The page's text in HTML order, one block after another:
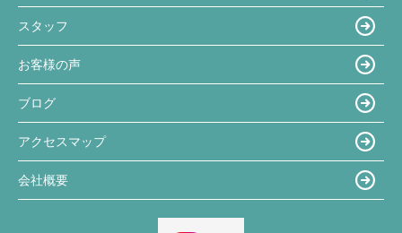
スタッフ
お客様の声
ブログ
アクセスマップ
会社概要